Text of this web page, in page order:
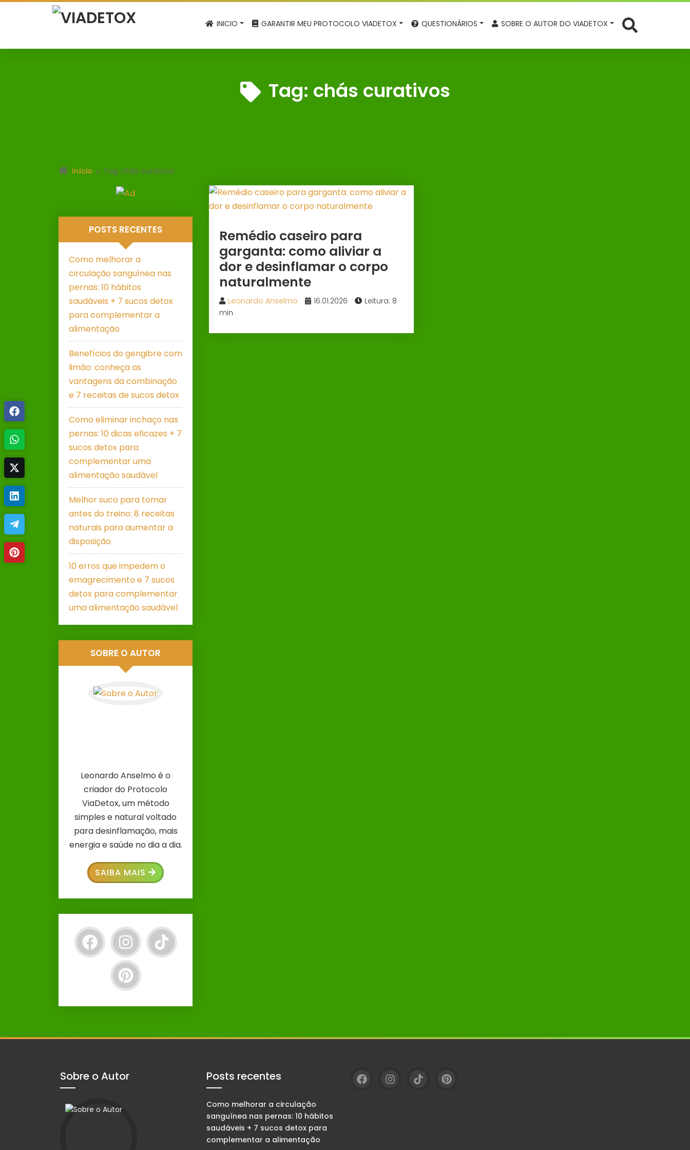
INICIO GARANTIR MEU PROTOCOLO VIADETOX QUESTIONÁRIOS SOBRE O AUTOR DO VIADETOX
Tag: chás curativos
Início Tag: chás curativos
Remédio caseiro para
garganta: como aliviar a
dor e desinflamar o corpo
naturalmente
Leonardo Anselmo 16.01.2026
Leitura: 8
min
POSTS RECENTES
Como melhorar a
circulação sanguínea nas
pernas: 10 hábitos
saudáveis + 7 sucos detox
para complementar a
alimentação
Benefícios do gengibre com
limão: conheça as
vantagens da combinação
e 7 receitas de sucos detox
Como eliminar inchaço nas
pernas: 10 dicas eficazes + 7
sucos detox para
complementar uma
alimentação saudável
Melhor suco para tomar
antes do treino: 8 receitas
naturais para aumentar a
disposição
10 erros que impedem o
emagrecimento e 7 sucos
detox para complementar
uma alimentação saudável
SOBRE O AUTOR
Leonardo Anselmo é o
criador do Protocolo
ViaDetox, um método
simples e natural voltado
para desinflamação, mais
energia e saúde no dia a dia.
SAIBA MAIS
Sobre o Autor Posts recentes
Como melhorar a circulação
sanguínea nas pernas: 10 hábitos
saudáveis + 7 sucos detox para
complementar a alimentação